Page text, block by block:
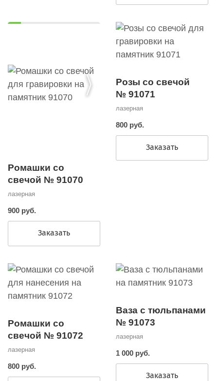
Ромашки со
свечой № 91070
лазерная
900 руб.
Заказать
Розы со свечой
№ 91071
лазерная
800 руб.
Заказать
Ромашки со
свечой № 91072
лазерная
800 руб.
Ваза с тюльпанами
№ 91073
лазерная
1 000 руб.
Заказать